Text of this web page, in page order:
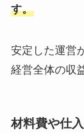
す。
安定した運営
経営全体の収
材料費や仕